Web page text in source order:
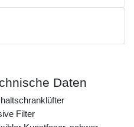
Daten
Filter